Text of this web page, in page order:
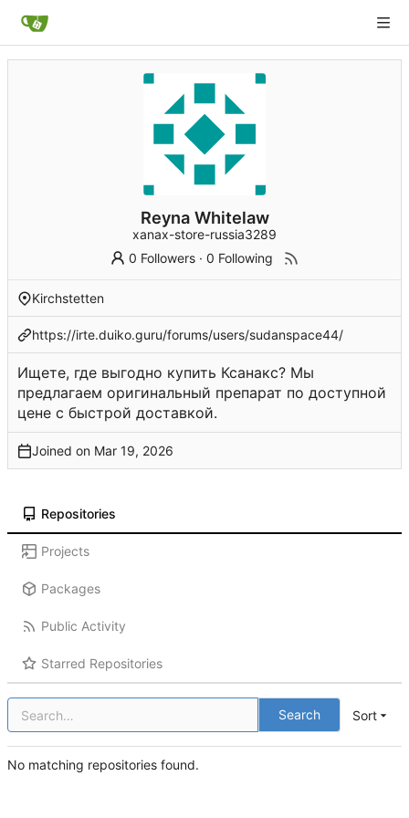
Reyna Whitelaw
xanax-store-russia3289
0 Followers ·0 Following
Kirchstetten
https://irte.duiko.guru/forums/users/sudanspace44/
Ищете, где выгодно купить Ксанакс? Мы
предлагаем оригинальный препарат по доступной
цене с быстрой доставкой.
Joined on
Repositories
Projects
Packages
Public Activity
Starred Repositories
Search Sort
No matching repositories found.